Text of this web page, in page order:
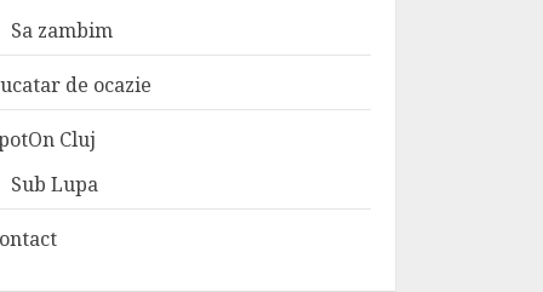
Sa zambim
de ocazie
Cluj
Sub Lupa